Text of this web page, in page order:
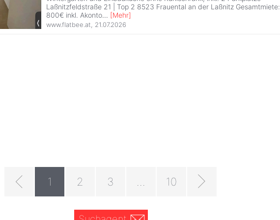
Laßnitzfeldstraße 21 | Top 2 8523 Frauental an der Laßnitz Gesamtmiete:
800€ inkl. Akonto... [Mehr]
www.flatbee.at 21.07.2026
1 2 3 10